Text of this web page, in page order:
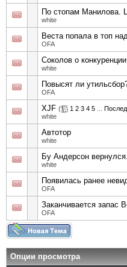
По стопам Манилова.
white
Веста попала в топ
OFA
Соколов о
white
Повысят ли
OFA
XJF ( 1 2 3 4 5
white
Автотор
white
Бу Андерсон
white
Появилась ранее
OFA
Заканчивается запас
OFA
Опции просмотра